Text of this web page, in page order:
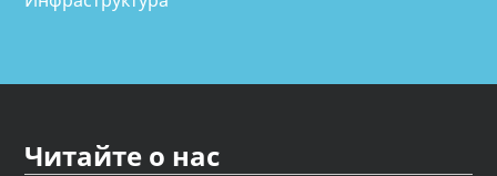
Читайте о нас